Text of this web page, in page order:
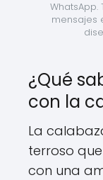
mensajes
¿Qué
con la
La
terroso
con una